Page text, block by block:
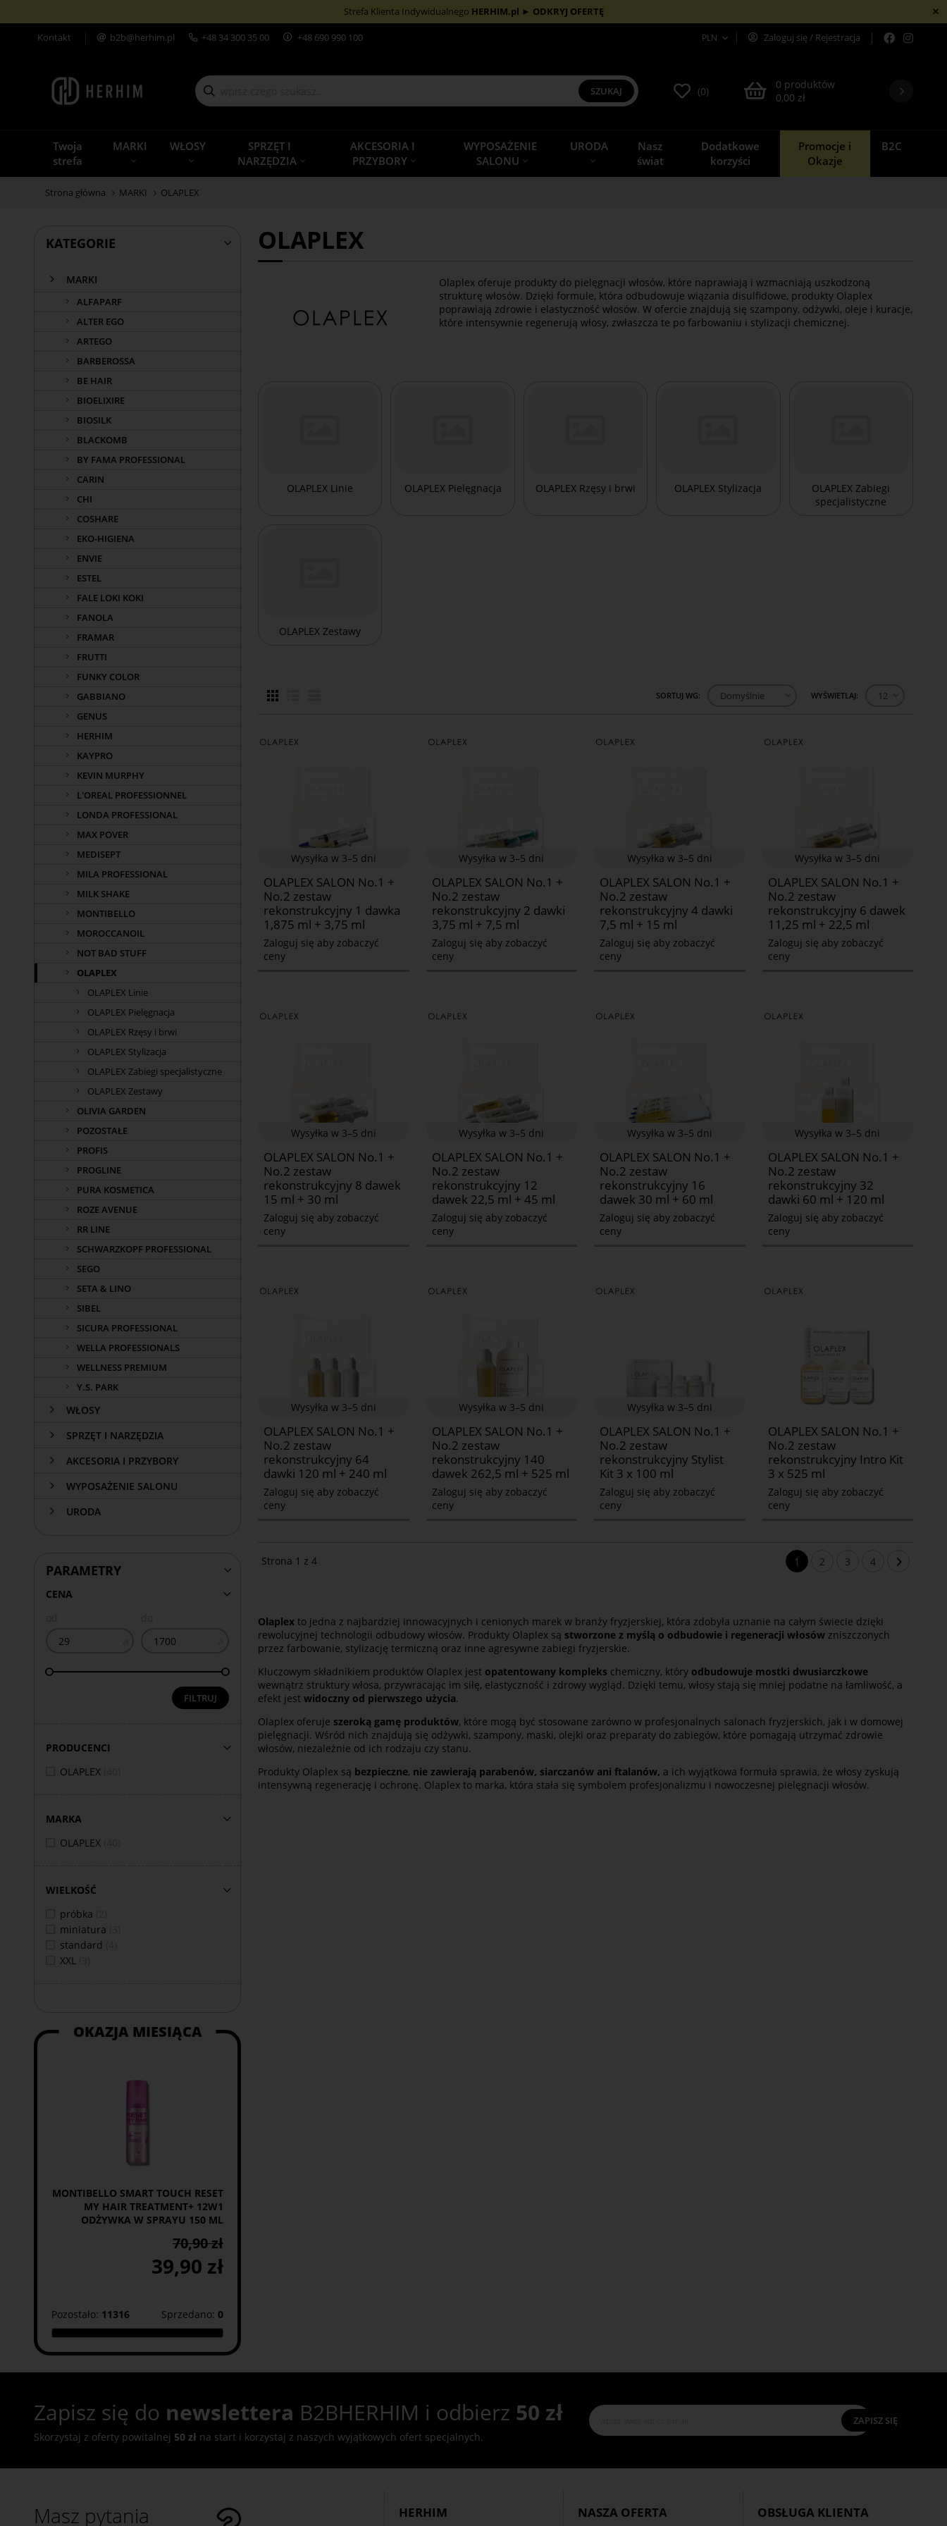
Strefa Klienta Indywidualnego HERHIM.pl ► ODKRYJ OFERTĘ
Kontakt b2b@herhim.pl +48 34 300 35 00 +48 690 990 100 PLN Zaloguj się/ Rejestracja
SZUKAJ (0)
0 produktów
0,00 zł
Twoja
strefa
MARKI WŁOSY
SPRZĘT I
NARZĘDZIA
AKCESORIA I
PRZYBORY
WYPOSAŻENIE
SALONU
URODA
Nasz
świat
Dodatkowe
korzyści
Promocje i
Okazje
B2C
Strona główna MARKI OLAPLEX
KATEGORIE
MARKI
ALFAPARF
ALTER EGO
ARTEGO
BARBEROSSA
BE HAIR
BIOELIXIRE
BIOSILK
BLACKOMB
BY FAMA PROFESSIONAL
CARIN
CHI
COSHARE
EKO-HIGIENA
ENVIE
ESTEL
FALE LOKI KOKI
FANOLA
FRAMAR
FRUTTI
FUNKY COLOR
GABBIANO
GENUS
HERHIM
KAYPRO
KEVIN MURPHY
L'OREAL PROFESSIONNEL
LONDA PROFESSIONAL
MAX POVER
MEDISEPT
MILA PROFESSIONAL
MILK SHAKE
MONTIBELLO
MOROCCANOIL
NOT BAD STUFF
OLAPLEX
OLAPLEX Linie
OLAPLEX Pielęgnacja
OLAPLEX Rzęsy i brwi
OLAPLEX Stylizacja
OLAPLEX Zabiegi specjalistyczne
OLAPLEX Zestawy
OLIVIA GARDEN
POZOSTAŁE
PROFIS
PROGLINE
PURA KOSMETICA
ROZE AVENUE
RR LINE
SCHWARZKOPF PROFESSIONAL
SEGO
SETA & LINO
SIBEL
SICURA PROFESSIONAL
WELLA PROFESSIONALS
WELLNESS PREMIUM
Y.S. PARK
WŁOSY
SPRZĘT I NARZĘDZIA
AKCESORIA I PRZYBORY
WYPOSAŻENIE SALONU
URODA
PARAMETRY
CENA
FILTRUJ
PRODUCENCI
OLAPLEX
MARKA
OLAPLEX
WIELKOŚĆ
próbka
miniatura
standard
XXL
OKAZJA MIESIĄCA
MONTIBELLO SMART TOUCH RESET
MY HAIR TREATMENT+ 12W1
ODŻYWKA W SPRAYU 150 ML
70,90 zł
39,90 zł
Pozostało: 11316 Sprzedano: 0
OLAPLEX
Olaplex oferuje produkty do pielęgnacji włosów, które naprawiają i wzmacniają uszkodzoną
strukturę włosów. Dzięki formule, która odbudowuje wiązania disulfidowe, produkty Olaplex
poprawiają zdrowie i elastyczność włosów. W ofercie znajdują się szampony, odżywki, oleje i kuracje,
które intensywnie regenerują włosy, zwłaszcza te po farbowaniu i stylizacji chemicznej.
OLAPLEX Linie OLAPLEX Pielęgnacja OLAPLEX Rzęsy i brwi OLAPLEX Stylizacja
OLAPLEX Zabiegi
specjalistyczne
OLAPLEX Zestawy
SORTUJ WG: Domyślnie WYŚWIETLAJ: 12
Wysyłka w 3–5 dni
OLAPLEX SALON No.1 +
No.2 zestaw
rekonstrukcyjny 1 dawka
1,875 ml + 3,75 ml
Zaloguj się aby zobaczyć
ceny
Wysyłka w 3–5 dni
OLAPLEX SALON No.1 +
No.2 zestaw
rekonstrukcyjny 2 dawki
3,75 ml + 7,5 ml
Zaloguj się aby zobaczyć
ceny
Wysyłka w 3–5 dni
OLAPLEX SALON No.1 +
No.2 zestaw
rekonstrukcyjny 4 dawki
7,5 ml + 15 ml
Zaloguj się aby zobaczyć
ceny
Wysyłka w 3–5 dni
OLAPLEX SALON No.1 +
No.2 zestaw
rekonstrukcyjny 6 dawek
11,25 ml + 22,5 ml
Zaloguj się aby zobaczyć
ceny
Wysyłka w 3–5 dni
OLAPLEX SALON No.1 +
No.2 zestaw
rekonstrukcyjny 8 dawek
15 ml + 30 ml
Zaloguj się aby zobaczyć
ceny
Wysyłka w 3–5 dni
OLAPLEX SALON No.1 +
No.2 zestaw
rekonstrukcyjny 12
dawek 22,5 ml + 45 ml
Zaloguj się aby zobaczyć
ceny
Wysyłka w 3–5 dni
OLAPLEX SALON No.1 +
No.2 zestaw
rekonstrukcyjny 16
dawek 30 ml + 60 ml
Zaloguj się aby zobaczyć
ceny
Wysyłka w 3–5 dni
OLAPLEX SALON No.1 +
No.2 zestaw
rekonstrukcyjny 32
dawki 60 ml + 120 ml
Zaloguj się aby zobaczyć
ceny
Wysyłka w 3–5 dni
OLAPLEX SALON No.1 +
No.2 zestaw
rekonstrukcyjny 64
dawki 120 ml + 240 ml
Zaloguj się aby zobaczyć
ceny
Wysyłka w 3–5 dni
OLAPLEX SALON No.1 +
No.2 zestaw
rekonstrukcyjny 140
dawek 262,5 ml + 525 ml
Zaloguj się aby zobaczyć
ceny
Wysyłka w 3–5 dni
OLAPLEX SALON No.1 +
No.2 zestaw
rekonstrukcyjny Stylist
Kit 3 x 100 ml
Zaloguj się aby zobaczyć
ceny
OLAPLEX SALON No.1 +
No.2 zestaw
rekonstrukcyjny Intro Kit
3 x 525 ml
Zaloguj się aby zobaczyć
ceny
Strona 1 z 4 1 2 3 4
Olaplex to jedna z najbardziej innowacyjnych i cenionych marek w branży fryzjerskiej, która zdobyła uznanie na całym świecie dzięki
rewolucyjnej technologii odbudowy włosów. Produkty Olaplex są stworzone z myślą o odbudowie i regeneracji włosów zniszczonych
przez farbowanie, stylizację termiczną oraz inne agresywne zabiegi fryzjerskie.
Kluczowym składnikiem produktów Olaplex jest opatentowany kompleks chemiczny, który odbudowuje mostki dwusiarczkowe
wewnątrz struktury włosa, przywracając im siłę, elastyczność i zdrowy wygląd. Dzięki temu, włosy stają się mniej podatne na łamliwość, a
efekt jest widoczny od pierwszego użycia.
Olaplex oferuje szeroką gamę produktów, które mogą być stosowane zarówno w profesjonalnych salonach fryzjerskich, jak i w domowej
pielęgnacji. Wśród nich znajdują się odżywki, szampony, maski, olejki oraz preparaty do zabiegów, które pomagają utrzymać zdrowie
włosów, niezależnie od ich rodzaju czy stanu.
Produkty Olaplex są bezpieczne, nie zawierają parabenów, siarczanów ani ftalanów, a ich wyjątkowa formuła sprawia, że włosy zyskują
intensywną regenerację i ochronę. Olaplex to marka, która stała się symbolem profesjonalizmu i nowoczesnej pielęgnacji włosów.
Zapisz się do newslettera B2BHERHIM i odbierz 50 zł
Skorzystaj z oferty powitalnej 50 zł na start i korzystaj z naszych wyjątkowych ofert specjalnych.
ZAPISZ SIĘ
Masz pytania HERHIM NASZA OFERTA OBSŁUGA KLIENTA